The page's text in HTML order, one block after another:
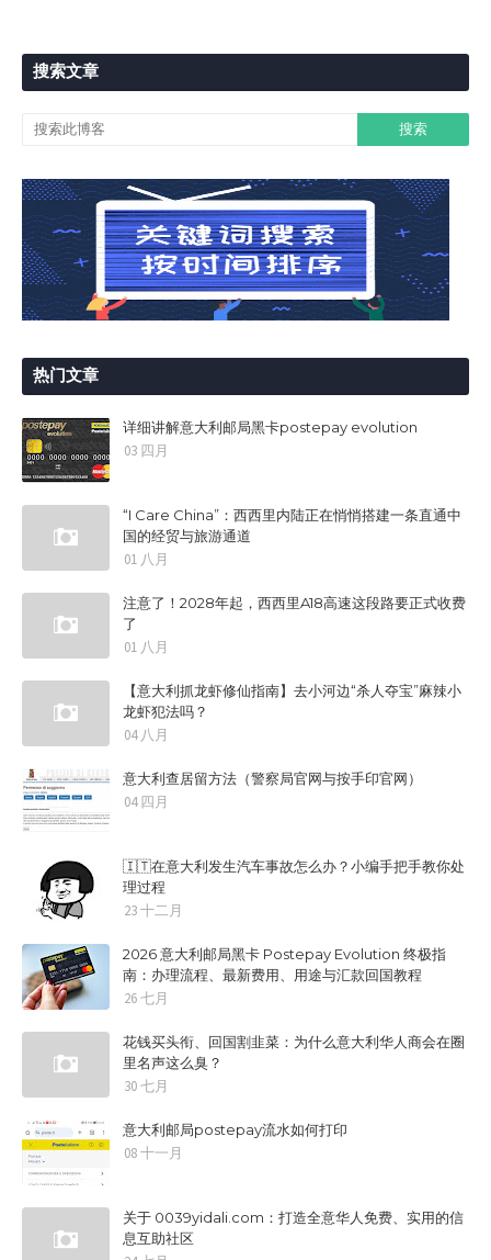
搜索文章
热门文章
详细讲解意大利邮局黑卡postepay evolution
03 四月
“I Care China”：西西里内陆正在悄悄搭建一条直通中
国的经贸与旅游通道
01 八月
注意了！2028年起，西西里A18高速这段路要正式收费
了
01 八月
【意大利抓龙虾修仙指南】去小河边“杀人夺宝”麻辣小
龙虾犯法吗？
04 八月
意大利查居留方法（警察局官网与按手印官网）
04 四月
🇮🇹在意大利发生汽车事故怎么办？小编手把手教你处
理过程
23 十二月
2026 意大利邮局黑卡 Postepay Evolution 终极指
南：办理流程、最新费用、用途与汇款回国教程
26 七月
花钱买头衔、回国割韭菜：为什么意大利华人商会在圈
里名声这么臭？
30 七月
意大利邮局postepay流水如何打印
08 十一月
关于 0039yidali.com：打造全意华人免费、实用的信
息互助社区